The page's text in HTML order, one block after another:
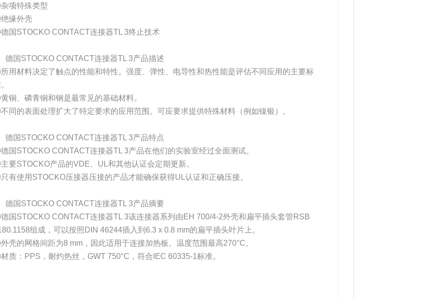
项特殊类型
缘外壳
国STOCKO CONTACT连接器TL 3终止技术
德国STOCKO CONTACT连接器TL 3产品描述
用材料决定了触点的性能和特性。强度、弹性、电导性和热性能是评估不同应用的主要标
铜、磷青铜和钢是最常见的基础材料。
同的表面处理扩大了特定要求的应用范围。可应要求提供特殊材料（例如镍银）。
德国STOCKO CONTACT连接器TL 3产品特点
国STOCKO CONTACT连接器TL 3产品在他们的实验室经过全面测试。
要STOCKO产品的VDE、UL和其他认证会定期更新。
有使用STOCKO压接器压接的产品才能确保获得UL认证和正确压接。
德国STOCKO CONTACT连接器TL 3产品摘要
国STOCKO CONTACT连接器TL 3该连接器系列由EH 700/4-2外壳和扁平插头套管RSB
组成，可以按照DIN 46244插入到6.3 x 0.8 mm的扁平插头叶片上。
壳的网格间距为8 mm，因此适用于连接加热板。温度范围最高270°C。
质：PPS，耐灼热丝，GWT 750°C，符合IEC 60335-1标准。